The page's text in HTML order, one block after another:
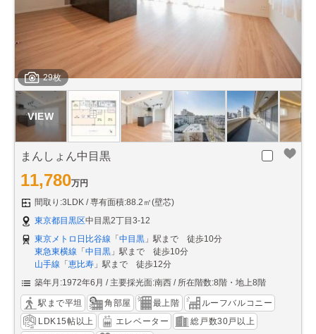
29枚
まんしょん中目黒
11,780万円
間取り:3LDK
専有面積:88.2㎡(壁芯)
東京都目黒区中目黒2丁目3-12
東京メトロ日比谷線 「 中目黒 」駅まで 徒歩10分
東急東横線 「 中目黒 」駅まで 徒歩10分
山手線 「 恵比寿 」駅まで 徒歩12分
築年月:1972年6月
主要採光面:南西 所在階数:8階・地上8階
駅まで平坦 角部屋 最上階
ルーフバルコニー
LDK15帖以上
エレベーター
総戸数30戸以上